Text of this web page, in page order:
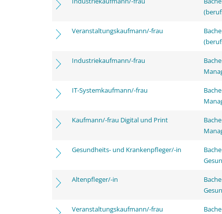
Veranstaltungskaufmann/-frau
Industriekaufmann/-frau
IT-Systemkaufmann/-frau
Kaufmann/-frau Digital und Print
Gesundheits- und Krankenpfleger/-in
Altenpfleger/-in
Veranstaltungskaufmann/-frau